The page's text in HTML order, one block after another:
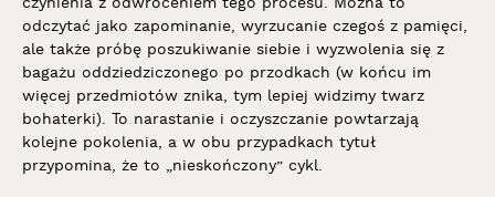
odczytać jako zapominanie, wyrzucanie czegoś z pamięci,
ale także próbę poszukiwanie siebie i wyzwolenia się z
bagażu oddziedziczonego po przodkach (w końcu im
więcej przedmiotów znika, tym lepiej widzimy twarz
bohaterki). To narastanie i oczyszczanie powtarzają
kolejne pokolenia, a w obu przypadkach tytuł
przypomina, że to „nieskończony” cykl.